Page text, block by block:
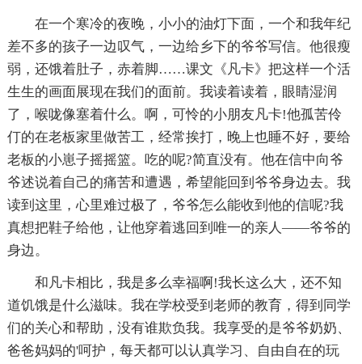
在一个寒冷的夜晚，小小的油灯下面，一个和我年纪
差不多的孩子一边叹气，一边给乡下的爷爷写信。他很瘦
弱，还饿着肚子，赤着脚……课文《凡卡》把这样一个活
生生的画面展现在我们的面前。我读着读着，眼睛湿润
了，喉咙像塞着什么。啊，可怜的小朋友凡卡!他孤苦伶
仃的在老板家里做苦工，经常挨打，晚上也睡不好，要给
老板的小崽子摇摇篮。吃的呢?简直没有。他在信中向爷
爷述说着自己的痛苦和遭遇，希望能回到爷爷身边去。我
读到这里，心里难过极了，爷爷怎么能收到他的信呢?我
真想把鞋子给他，让他穿着逃回到唯一的亲人——爷爷的
身边。
和凡卡相比，我是多么幸福啊!我长这么大，还不知
道饥饿是什么滋味。我在学校受到老师的教育，得到同学
们的关心和帮助，没有谁欺负我。我享受的是爷爷奶奶、
爸爸妈妈的'呵护，每天都可以认真学习、自由自在的玩